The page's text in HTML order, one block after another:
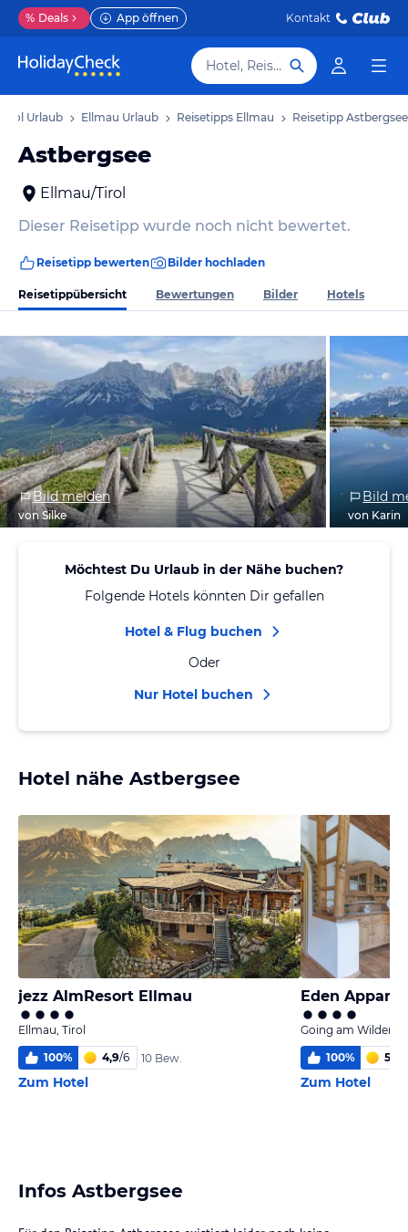
% Deals App öffnen Kontakt
Hotel, Reiseziel
Tirol Urlaub Ellmau Urlaub Reisetipps Ellmau Reisetipp Astbergsee
Astbergsee
Ellmau/Tirol
Dieser Reisetipp wurde noch nicht bewertet.
Reisetipp bewerten Bilder hochladen
Reisetippübersicht Bewertungen Bilder Hotels
Bild melden
von Silke
Bild
von Karin
Möchtest Du Urlaub in der Nähe buchen?
Folgende Hotels könnten Dir gefallen
Hotel & Flug buchen
Oder
Nur Hotel buchen
Hotel nähe Astbergsee
jezz AlmResort Ellmau
Ellmau, Tirol
100% 4,9/6 10 Bew.
Zum Hotel
Eden
Going am Wilden
100% 5,9
Zum Hotel
Infos Astbergsee